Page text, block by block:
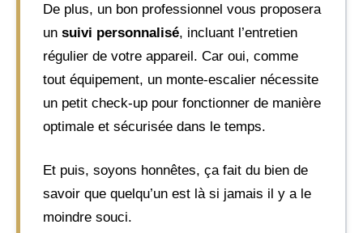
De plus, un bon professionnel vous proposera
un suivi personnalisé, incluant l’entretien
régulier de votre appareil. Car oui, comme
tout équipement, un monte-escalier nécessite
un petit check-up pour fonctionner de manière
optimale et sécurisée dans le temps.
Et puis, soyons honnêtes, ça fait du bien de
savoir que quelqu’un est là si jamais il y a le
moindre souci.